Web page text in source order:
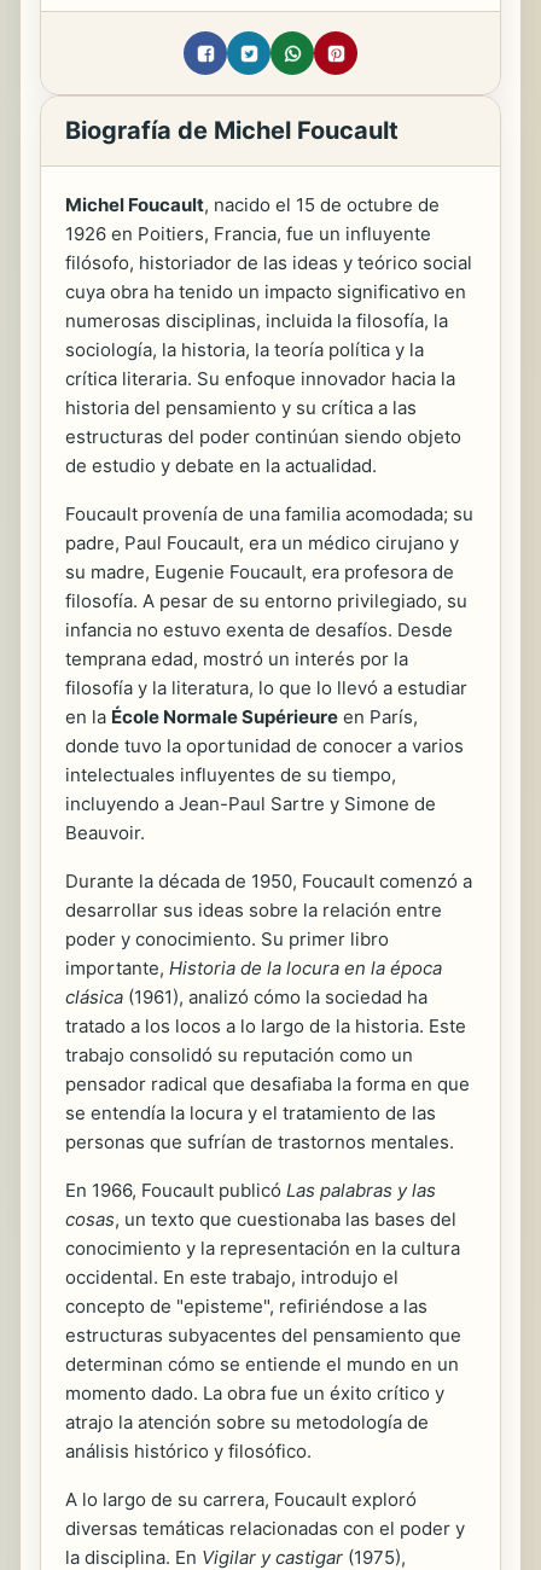
Biografía de Michel Foucault
Michel Foucault, nacido el 15 de octubre de
1926 en Poitiers, Francia, fue un influyente
filósofo, historiador de las ideas y teórico social
cuya obra ha tenido un impacto significativo en
numerosas disciplinas, incluida la filosofía, la
sociología, la historia, la teoría política y la
crítica literaria. Su enfoque innovador hacia la
historia del pensamiento y su crítica a las
estructuras del poder continúan siendo objeto
de estudio y debate en la actualidad.
Foucault provenía de una familia acomodada; su
padre, Paul Foucault, era un médico cirujano y
su madre, Eugenie Foucault, era profesora de
filosofía. A pesar de su entorno privilegiado, su
infancia no estuvo exenta de desafíos. Desde
temprana edad, mostró un interés por la
filosofía y la literatura, lo que lo llevó a estudiar
en la École Normale Supérieure en París,
donde tuvo la oportunidad de conocer a varios
intelectuales influyentes de su tiempo,
incluyendo a Jean-Paul Sartre y Simone de
Beauvoir.
Durante la década de 1950, Foucault comenzó a
desarrollar sus ideas sobre la relación entre
poder y conocimiento. Su primer libro
importante, Historia de la locura en la época
clásica (1961), analizó cómo la sociedad ha
tratado a los locos a lo largo de la historia. Este
trabajo consolidó su reputación como un
pensador radical que desafiaba la forma en que
se entendía la locura y el tratamiento de las
personas que sufrían de trastornos mentales.
En 1966, Foucault publicó Las palabras y las
cosas, un texto que cuestionaba las bases del
conocimiento y la representación en la cultura
occidental. En este trabajo, introdujo el
concepto de "episteme", refiriéndose a las
estructuras subyacentes del pensamiento que
determinan cómo se entiende el mundo en un
momento dado. La obra fue un éxito crítico y
atrajo la atención sobre su metodología de
análisis histórico y filosófico.
A lo largo de su carrera, Foucault exploró
diversas temáticas relacionadas con el poder y
la disciplina. En Vigilar y castigar (1975),